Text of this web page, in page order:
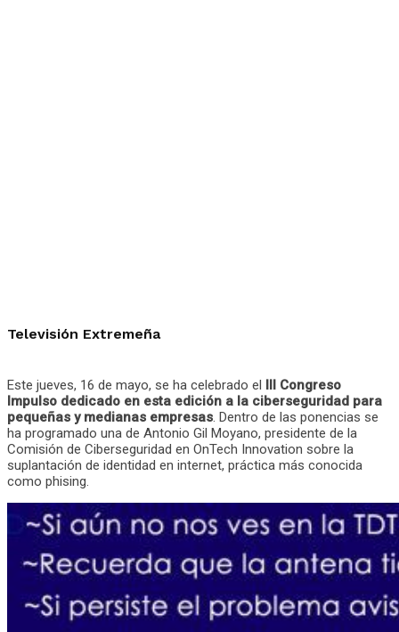
Televisión Extremeña
Este jueves, 16 de mayo, se ha celebrado el III Congreso
Impulso dedicado en esta edición a la ciberseguridad para
pequeñas y medianas empresas. Dentro de las ponencias se
ha programado una de Antonio Gil Moyano, presidente de la
Comisión de Ciberseguridad en OnTech Innovation sobre la
suplantación de identidad en internet, práctica más conocida
como phising.